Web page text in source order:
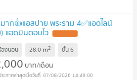
าก👍แอสปาย พระราม 4✅แอดไลน์
แอดมินตอบไว
งนอน 28.0 m2 ชั้น6
บาท/เดือน
07/08/2026 14:49:00